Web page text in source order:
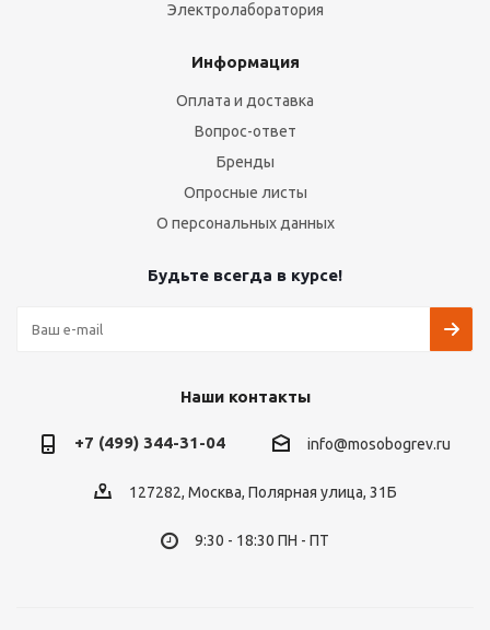
Электролаборатория
Информация
Оплата и доставка
Вопрос-ответ
Бренды
Опросные листы
О персональных данных
Будьте всегда в курсе!
Наши контакты
+7 (499) 344-31-04 info@mosobogrev.ru
127282, Москва, Полярная улица, 31Б
9:30 - 18:30 ПН - ПТ